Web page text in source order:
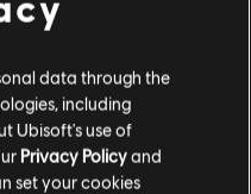
빠져 뒤틀린 워싱턴 D.C.
붕괴를 막아내세요.
data through the
including
Ubisoft's use of
Privacy Policyand
set your cookies